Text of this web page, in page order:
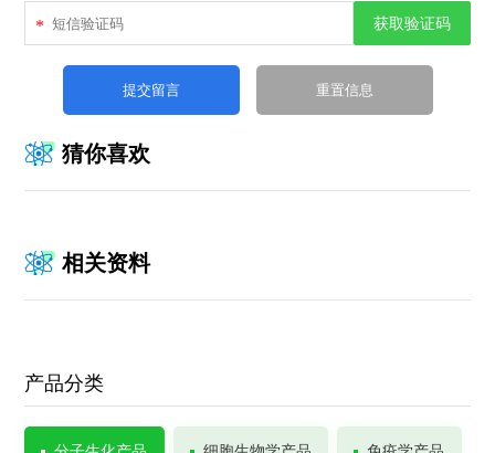
* 获取验证码
猜你喜欢
相关资料
产品分类